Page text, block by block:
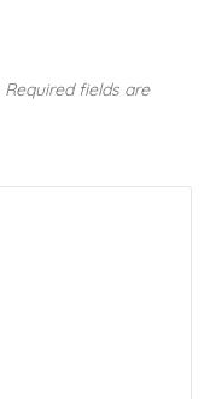
Required fields are